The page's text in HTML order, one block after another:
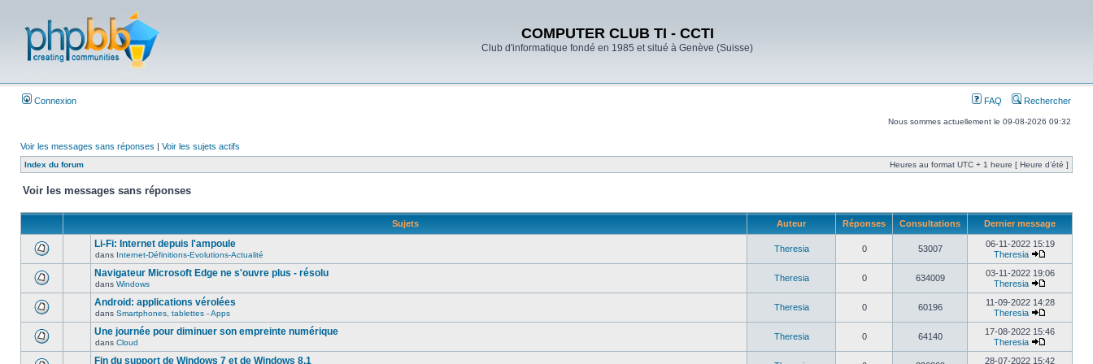
COMPUTER CLUB TI - CCTI
Club d'informatique fondé en 1985 et situé à Genève (Suisse)
Connexion FAQ Rechercher
Nous sommes actuellement le 09-08-2026 09:32
Voir les messages sans réponses | Voir les sujets actifs
Index du forum Heures au format UTC + 1 heure [ Heure d’été ]
Voir les messages sans réponses
Sujets Auteur Réponses Consultations Dernier message
Li-Fi: Internet depuis l'ampoule
dans Internet-Définitions-Evolutions-Actualité
Theresia 0 53007
06-11-2022 15:19
Theresia
Navigateur Microsoft Edge ne s'ouvre plus - résolu
dans Windows
Theresia 0 634009
03-11-2022 19:06
Theresia
Android: applications vérolées
dans Smartphones, tablettes - Apps
Theresia 0 60196
11-09-2022 14:28
Theresia
Une journée pour diminuer son empreinte numérique
dans Cloud
Theresia 0 64140
17-08-2022 15:46
Theresia
Fin du support de Windows 7 et de Windows 8.1
28-07-2022 15:42